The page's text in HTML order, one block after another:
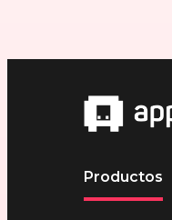
Productos